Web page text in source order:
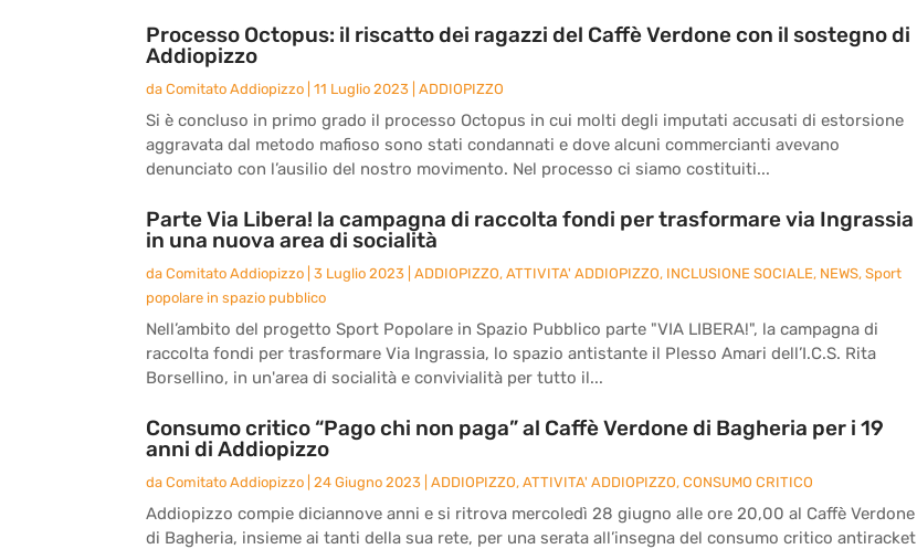
Processo Octopus: il riscatto dei ragazzi del Caffè Verdone con il sostegno di
Addiopizzo
da Comitato Addiopizzo 11 Luglio 2023 ADDIOPIZZO
Si è concluso in primo grado il processo Octopus in cui molti degli imputati accusati di estorsione
aggravata dal metodo mafioso sono stati condannati e dove alcuni commercianti avevano
denunciato con l’ausilio del nostro movimento. Nel processo ci siamo costituiti...
Parte Via Libera! la campagna di raccolta fondi per trasformare via Ingrassia
in una nuova area di socialità
da Comitato Addiopizzo 3 Luglio 2023 ADDIOPIZZO, ATTIVITA' ADDIOPIZZO, INCLUSIONE SOCIALE, NEWS, Sport
popolare in spazio pubblico
Nell’ambito del progetto Sport Popolare in Spazio Pubblico parte "VIA LIBERA!", la campagna di
raccolta fondi per trasformare Via Ingrassia, lo spazio antistante il Plesso Amari dell’I.C.S. Rita
Borsellino, in un'area di socialità e convivialità per tutto il...
Consumo critico “Pago chi non paga” al Caffè Verdone di Bagheria per i 19
anni di Addiopizzo
da Comitato Addiopizzo 24 Giugno 2023 ADDIOPIZZO, ATTIVITA' ADDIOPIZZO, CONSUMO CRITICO
Addiopizzo compie diciannove anni e si ritrova mercoledì 28 giugno alle ore 20,00 al Caffè Verdone
di Bagheria, insieme ai tanti della sua rete, per una serata all’insegna del consumo critico antiracket